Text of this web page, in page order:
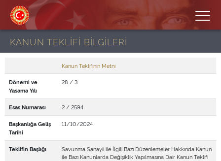
KANUN TEKLİFİ BİLGİLERİ
Kanun Teklifinin Metni
Dönemi ve
Yasama Yılı
28 / 3
Esas Numarası 2 / 2594
Başkanlığa Geliş
Tarihi
11/10/2024
Teklifin Başlığı
Savunma Sanayii ile İlgili Bazı Düzenlemeler Hakkında Kanun
ile Bazı Kanunlarda Değişiklik Yapılmasına Dair Kanun Teklifi